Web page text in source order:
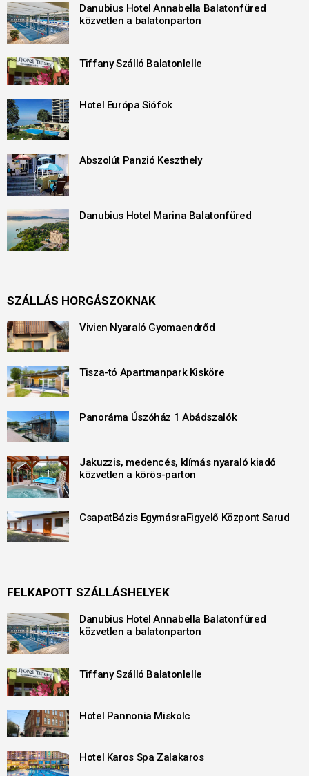
Danubius Hotel Annabella Balatonfüred
közvetlen a balatonparton
Tiffany Szálló Balatonlelle
Hotel Európa Siófok
Abszolút Panzió Keszthely
Danubius Hotel Marina Balatonfüred
SZÁLLÁS HORGÁSZOKNAK
Vivien Nyaraló Gyomaendrőd
Tisza-tó Apartmanpark Kisköre
Panoráma Úszóház 1 Abádszalók
Jakuzzis, medencés, klímás nyaraló kiadó
közvetlen a körös-parton
CsapatBázis EgymásraFigyelő Központ Sarud
FELKAPOTT SZÁLLÁSHELYEK
Danubius Hotel Annabella Balatonfüred
közvetlen a balatonparton
Tiffany Szálló Balatonlelle
Hotel Pannonia Miskolc
Hotel Karos Spa Zalakaros